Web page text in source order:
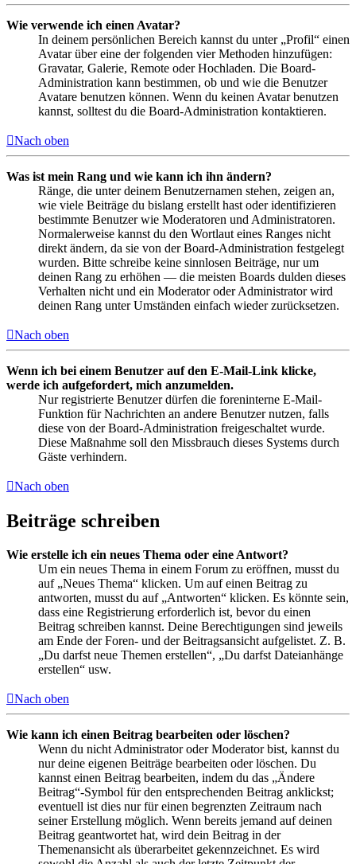
Wie verwende ich einen Avatar?
In deinem persönlichen Bereich kannst du unter „Profil“ einen
Avatar über eine der folgenden vier Methoden hinzufügen:
Gravatar, Galerie, Remote oder Hochladen. Die Board-
Administration kann bestimmen, ob und wie die Benutzer
Avatare benutzen können. Wenn du keinen Avatar benutzen
kannst, solltest du die Board-Administration kontaktieren.
Nach oben
Was ist mein Rang und wie kann ich ihn ändern?
Ränge, die unter deinem Benutzernamen stehen, zeigen an,
wie viele Beiträge du bislang erstellt hast oder identifizieren
bestimmte Benutzer wie Moderatoren und Administratoren.
Normalerweise kannst du den Wortlaut eines Ranges nicht
direkt ändern, da sie von der Board-Administration festgelegt
wurden. Bitte schreibe keine sinnlosen Beiträge, nur um
deinen Rang zu erhöhen — die meisten Boards dulden dieses
Verhalten nicht und ein Moderator oder Administrator wird
deinen Rang unter Umständen einfach wieder zurücksetzen.
Nach oben
Wenn ich bei einem Benutzer auf den E-Mail-Link klicke,
werde ich aufgefordert, mich anzumelden.
Nur registrierte Benutzer dürfen die foreninterne E-Mail-
Funktion für Nachrichten an andere Benutzer nutzen, falls
diese von der Board-Administration freigeschaltet wurde.
Diese Maßnahme soll den Missbrauch dieses Systems durch
Gäste verhindern.
Nach oben
Beiträge schreiben
Wie erstelle ich ein neues Thema oder eine Antwort?
Um ein neues Thema in einem Forum zu eröffnen, musst du
auf „Neues Thema“ klicken. Um auf einen Beitrag zu
antworten, musst du auf „Antworten“ klicken. Es könnte sein,
dass eine Registrierung erforderlich ist, bevor du einen
Beitrag schreiben kannst. Deine Berechtigungen sind jeweils
am Ende der Foren- und der Beitragsansicht aufgelistet. Z. B.
„Du darfst neue Themen erstellen“, „Du darfst Dateianhänge
erstellen“ usw.
Nach oben
Wie kann ich einen Beitrag bearbeiten oder löschen?
Wenn du nicht Administrator oder Moderator bist, kannst du
nur deine eigenen Beiträge bearbeiten oder löschen. Du
kannst einen Beitrag bearbeiten, indem du das „Ändere
Beitrag“-Symbol für den entsprechenden Beitrag anklickst;
eventuell ist dies nur für einen begrenzten Zeitraum nach
seiner Erstellung möglich. Wenn bereits jemand auf deinen
Beitrag geantwortet hat, wird dein Beitrag in der
Themenansicht als überarbeitet gekennzeichnet. Es wird